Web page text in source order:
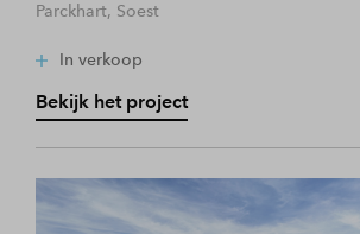
Parckhart, Soest
In verkoop
Bekijk het project